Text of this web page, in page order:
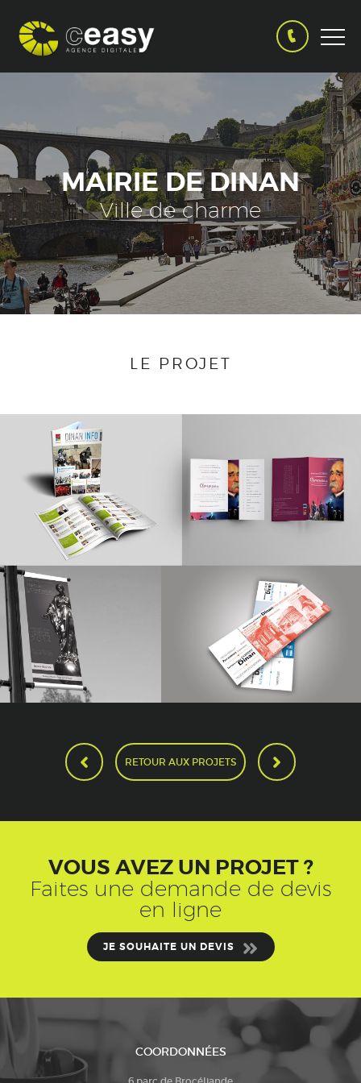
MAIRIE DE DINAN
Ville de charme
LE PROJET
RETOUR AUX PROJETS
VOUS AVEZ UN PROJET ?
Faites une demande de devis
en ligne
JE SOUHAITE UN DEVIS
COORDONNÉES